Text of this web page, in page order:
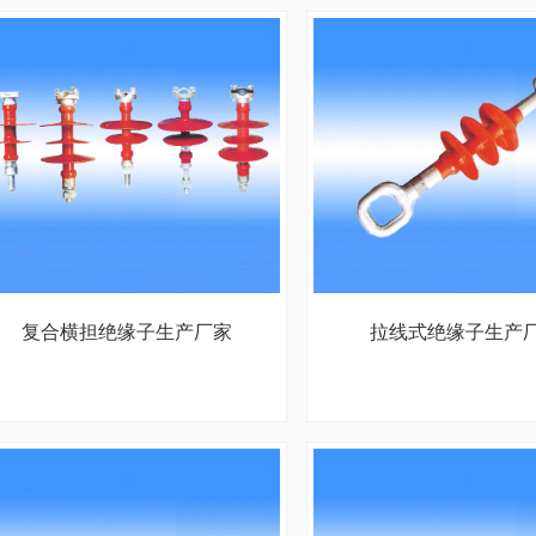
复合横担绝缘子生产厂家 拉线式绝缘子生产